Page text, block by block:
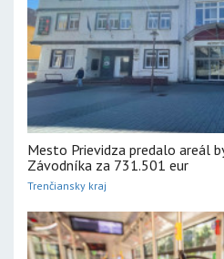
Mesto Prievidza predalo areál
Závodníka za 731.501 eur
Trenčiansky kraj